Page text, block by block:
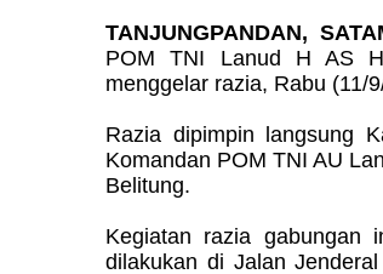
TANJUNGPANDAN,
POM TNI Lanud H AS
menggelar razia, Rabu (11/
Razia dipimpin langsung
Komandan POM TNI AU
Belitung.
Kegiatan razia gabungan
dilakukan di Jalan